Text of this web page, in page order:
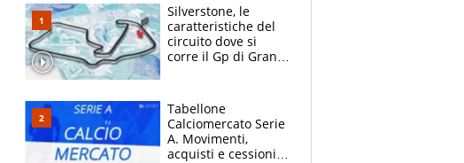
Silverstone, le
caratteristiche del
circuito dove si
corre il Gp di Gran
Tabellone
Calciomercato Serie
A. Movimenti,
acquisti e cessioni: